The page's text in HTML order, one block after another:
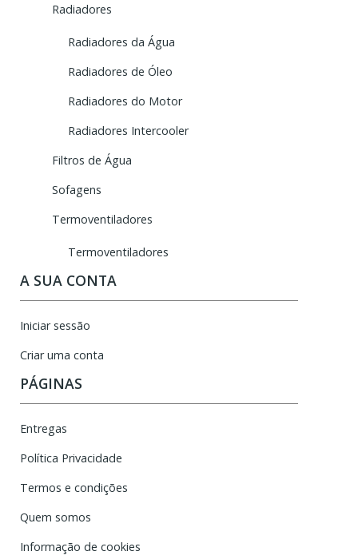
Radiadores
Radiadores da Água
Radiadores de Óleo
Radiadores do Motor
Radiadores Intercooler
Filtros de Água
Sofagens
Termoventiladores
Termoventiladores
A SUA CONTA
Iniciar sessão
Criar uma conta
PÁGINAS
Entregas
Política Privacidade
Termos e condições
Quem somos
Informação de cookies